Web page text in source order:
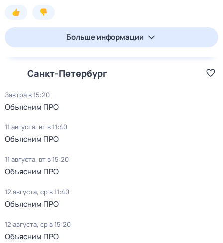
Больше информации
Санкт-Петербург
Завтра в 15:20
Объясним ПРО
11 августа, вт в 11:40
Объясним ПРО
11 августа, вт в 15:20
Объясним ПРО
12 августа, ср в 11:40
Объясним ПРО
12 августа, ср в 15:20
Объясним ПРО